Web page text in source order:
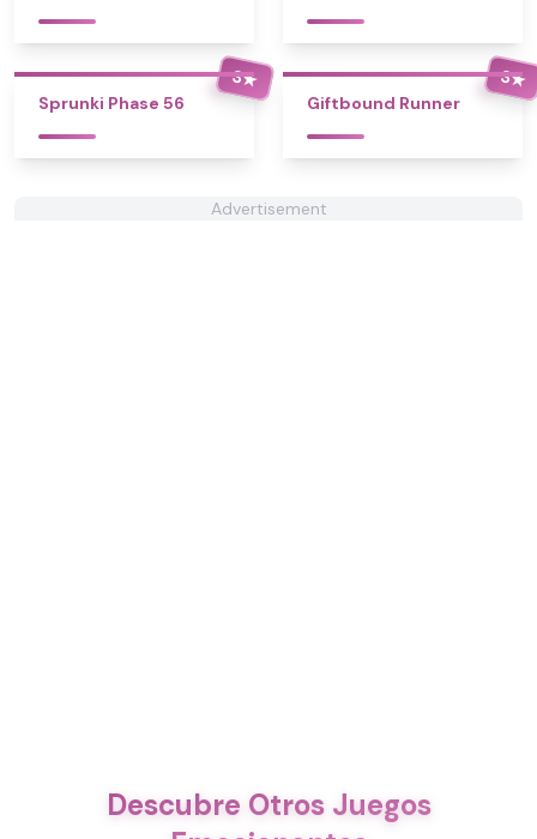
3★
Sprunki Phase 56
3★
Giftbound Runner
Advertisement
Descubre Otros Juegos